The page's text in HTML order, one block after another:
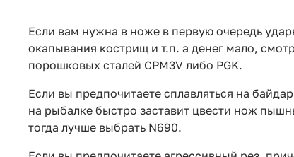
Если вам нужна в ноже в первую очередь
окапывания кострищ и т.п. а денег мало,
порошковых сталей CPM3V либо PGK.
Если вы предпочитаете сплавляться на
на рыбалке быстро заставит цвести нож
тогда лучше выбрать N690.